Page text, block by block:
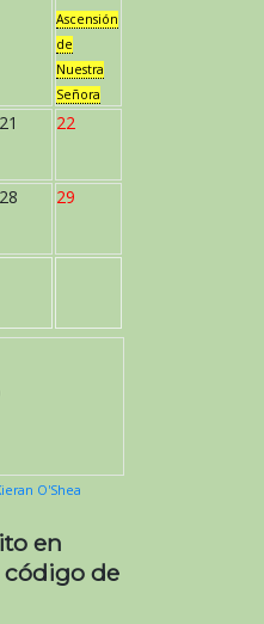
Ascensión
de
Nuestra
Señora
21 22
28 29
O'Shea
en
de